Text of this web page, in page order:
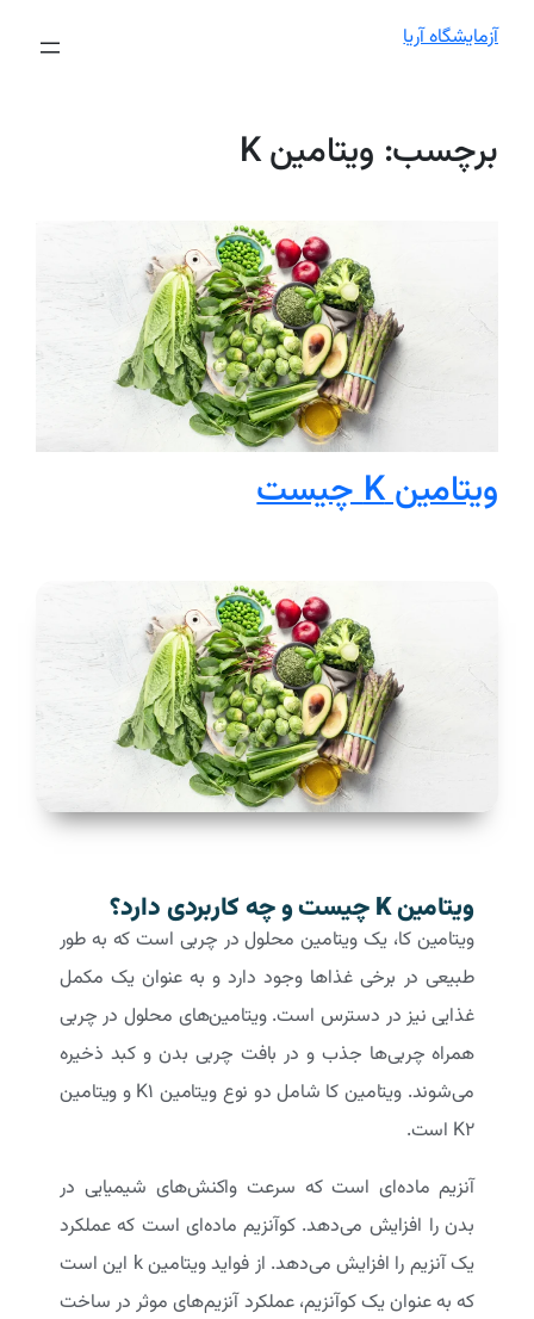
آزمایشگاه آریا
برچسب: ویتامین K
ویتامین K چیست
ویتامین K چیست و چه کاربردی دارد؟
ویتامین کا، یک ویتامین محلول در چربی است که به طور
طبیعی در برخی غذاها وجود دارد و به عنوان یک مکمل
غذایی نیز در دسترس است. ویتامین‌های محلول در چربی
همراه چربی‌ها جذب و در بافت چربی بدن و کبد ذخیره
می‌شوند. ویتامین کا شامل دو نوع ویتامین K۱ و ویتامین
K۲ است.
آنزیم ماده‌ای است که سرعت واکنش‌های شیمیایی در
بدن را افزایش می‌دهد. کوآنزیم ماده‌ای است که عملکرد
یک آنزیم را افزایش می‌دهد. از فواید ویتامین k این است
که به عنوان یک کوآنزیم، عملکرد آنزیم‌های موثر در ساخت